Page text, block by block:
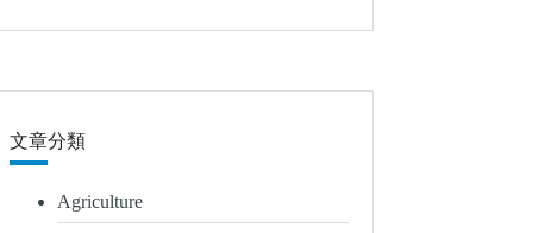
文章分類
Agriculture